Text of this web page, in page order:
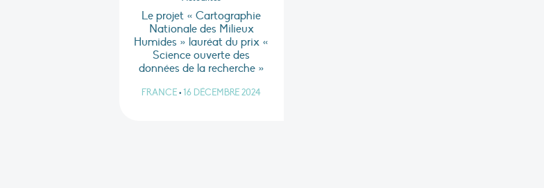
Le projet « Cartographie
Nationale des Milieux
Humides » lauréat du prix «
Science ouverte des
données de la recherche »
FRANCE • 16 DÉCEMBRE 2024